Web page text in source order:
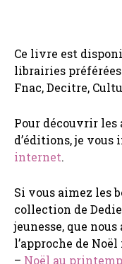
Ce livre est
librairies
Fnac, Decitre,
Pour découvrir
d’éditions, je
internet.
Si vous aimez les
collection de
jeunesse, que
l’approche de Noël :
– Noël au